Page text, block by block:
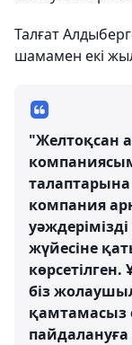
Талғат
шамамен екі
"Желтоқсан
компания
жүйесіне
біз
қамтамасыз